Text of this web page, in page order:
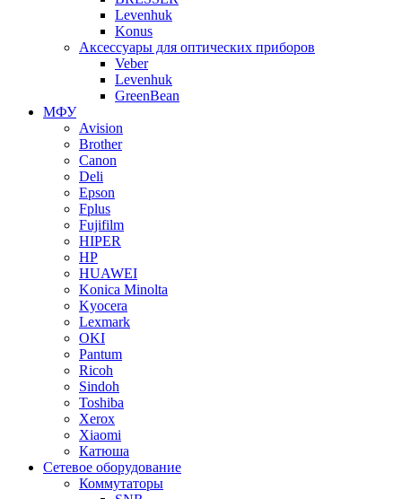
Levenhuk
Konus
Аксессуары для оптических приборов
Veber
Levenhuk
GreenBean
МФУ
Avision
Brother
Canon
Deli
Epson
Fplus
Fujifilm
HIPER
HP
HUAWEI
Konica Minolta
Kyocera
Lexmark
OKI
Pantum
Ricoh
Sindoh
Toshiba
Xerox
Xiaomi
Катюша
Сетевое оборудование
Коммутаторы